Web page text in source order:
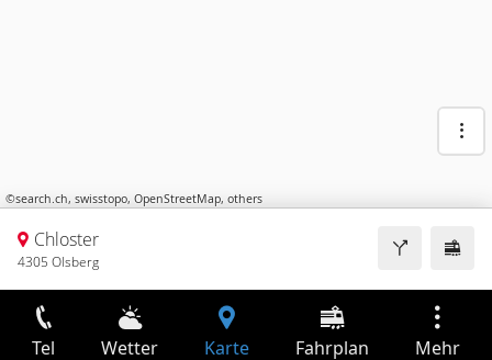
©search.ch, swisstopo, OpenStreetMap, others
Chloster
4305 Olsberg
Tel Wetter Karte Fahrplan Mehr